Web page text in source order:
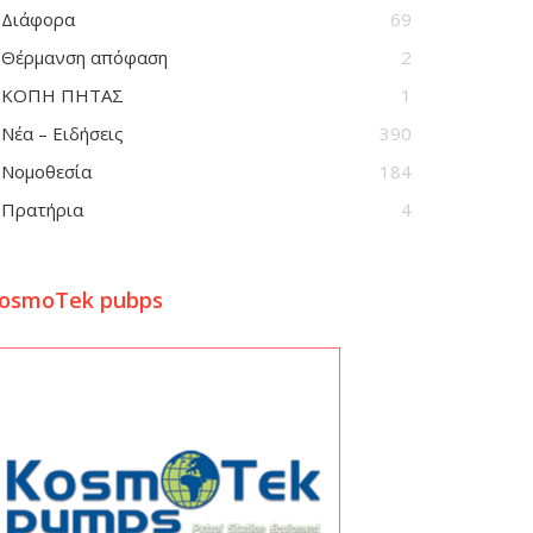
Διάφορα
69
Θέρμανση απόφαση
2
ΚΟΠΗ ΠΗΤΑΣ
1
Νέα – Ειδήσεις
390
Νομοθεσία
184
Πρατήρια
4
pubps